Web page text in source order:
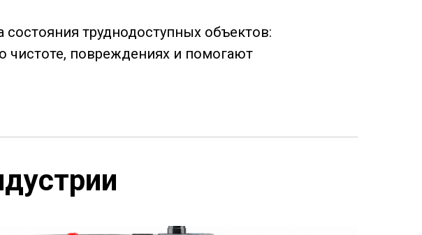
труднодоступных объектов:
повреждениях и помогают